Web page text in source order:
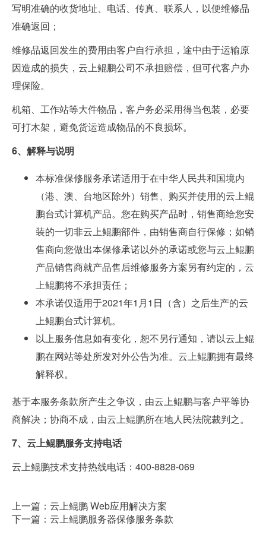
写明准确的收货地址、电话、传真、联系人，以便维修品
准确返回；
维修品返回发生的费用由客户自行承担，途中由于运输原
因造成的损失，云上鲲鹏公司不承担赔偿，但可代客户办
理保险。
机箱、工作站等大件物品，客户务必采用得当包装，必要
可打木架，避免货运造成物品的不良损坏。
6、解释与说明
本标准保修服务承诺适用于在中华人民共和国境内
（港、澳、台地区除外）销售、购买并使用的云上鲲
鹏台式计算机产品。您在购买产品时，销售商给您安
装的一切非云上鲲鹏部件，由销售商自行保修；如销
售商向您做出本保修承诺以外的承诺或您与云上鲲鹏
产品销售商就产品售后维修服务方案另有约定的，云
上鲲鹏将不承担责任；
本承诺仅适用于2021年1月1日（含）之后生产的云
上鲲鹏台式计算机。
以上服务信息如有变化，恕不另行通知，请以云上鲲
鹏在网站等处所发对外公告为准。云上鲲鹏拥有最终
解释权。
基于本服务条款所产生之争议，由云上鲲鹏与客户平等协
商解决；协商不成，由云上鲲鹏所在地人民法院裁判之。
7、 云上鲲鹏服务支持电话
云上鲲鹏技术支持热线电话：400-8828-069
上一篇：云上鲲鹏 Web应⽤解决⽅案
下一篇：云上鲲鹏服务器保修服务条款